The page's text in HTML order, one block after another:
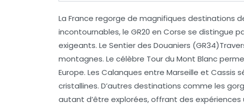
La France regorge de magnifiques destinations
incontournables, le GR20 en Corse se distingue
exigeants. Le Sentier des Douaniers (GR34)
montagnes. Le célèbre Tour du Mont Blanc
Europe. Les Calanques entre Marseille et Cassis
cristallines. D’autres destinations comme les
autant d’être explorées, offrant des expériences